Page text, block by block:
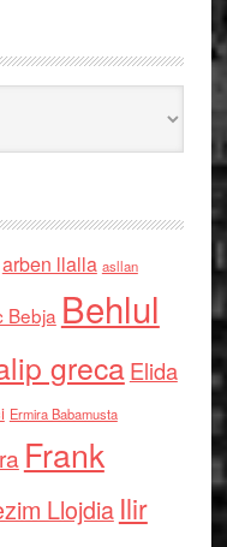
arben llalla asllan
Bebja Behlul
grecaElida
Ermira Babamusta
Frank
Llojdia Ilir